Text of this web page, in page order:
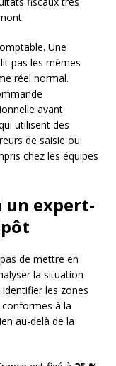
Une
pas les mêmes
réel normal.
avant
utilisent des
de saisie ou
chez les équipes
un expert-
de mettre en
la situation
identifier les zones
à la
au-delà de la